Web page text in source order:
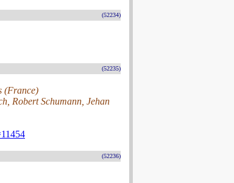
(52234)
(52235)
(France)
Robert Schumann, Jehan
(52236)